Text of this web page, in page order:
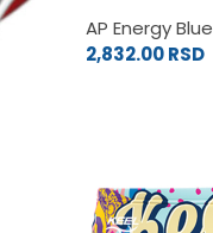
AP Energy Blue
2,832.00RSD